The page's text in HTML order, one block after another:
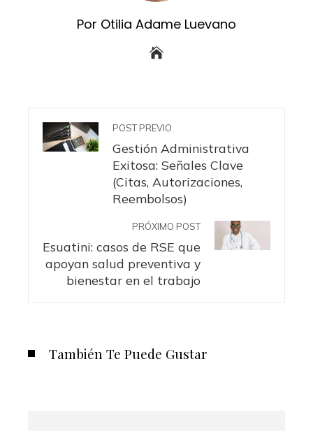
Por Otilia Adame Luevano
POST PREVIO
Gestión Administrativa
Exitosa: Señales Clave
(Citas, Autorizaciones,
Reembolsos)
PRÓXIMO POST
Esuatini: casos de RSE que
apoyan salud preventiva y
bienestar en el trabajo
También Te Puede Gustar